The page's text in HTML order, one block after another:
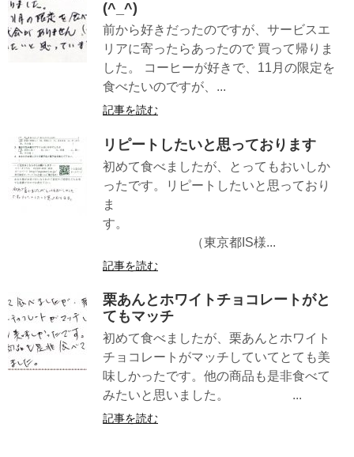
(^_^)
前から好きだったのですが、サービスエ
リアに寄ったらあったので 買って帰りま
した。 コーヒーが好きで、11月の限定を
食べたいのですが、...
記事を読む
リピートしたいと思っております
初めて食べましたが、とってもおいしか
ったです。リピートしたいと思っており
ま
す。
（東京都IS様...
記事を読む
栗あんとホワイトチョコレートがと
てもマッチ
初めて食べましたが、栗あんとホワイト
チョコレートがマッチしていてとても美
味しかったです。他の商品も是非食べて
みたいと思いました。 ...
記事を読む